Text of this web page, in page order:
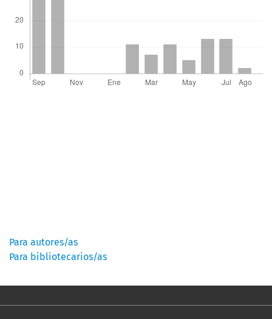
Para autores/as
Para bibliotecarios/as